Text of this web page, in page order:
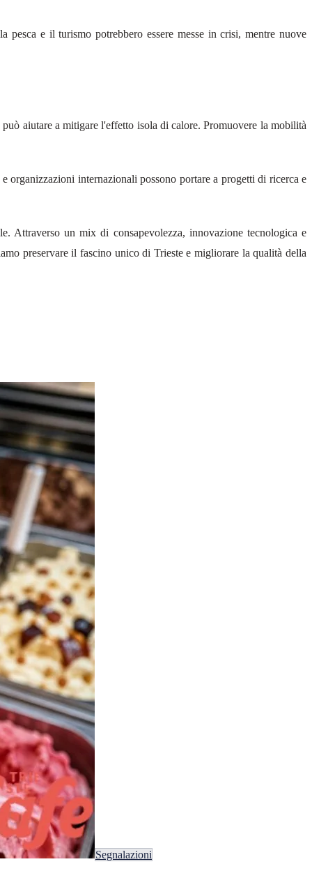
e il turismo potrebbero essere messe in crisi, mentre nuove
aiutare a mitigare l'effetto isola di calore. Promuovere la mobilità
internazionali possono portare a progetti di ricerca e
Attraverso un mix di consapevolezza, innovazione tecnologica e
preservare il fascino unico di Trieste e migliorare la qualità della
Segnalazioni